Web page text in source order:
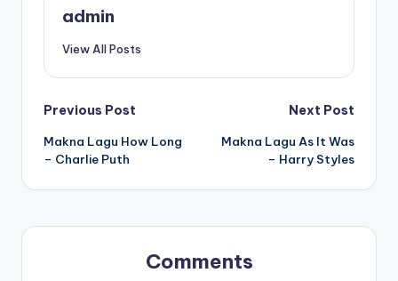
admin
View All Posts
Post
navigation
Previous Post
Makna Lagu How Long
– Charlie Puth
Next Post
Makna Lagu As It Was
– Harry Styles
Comments